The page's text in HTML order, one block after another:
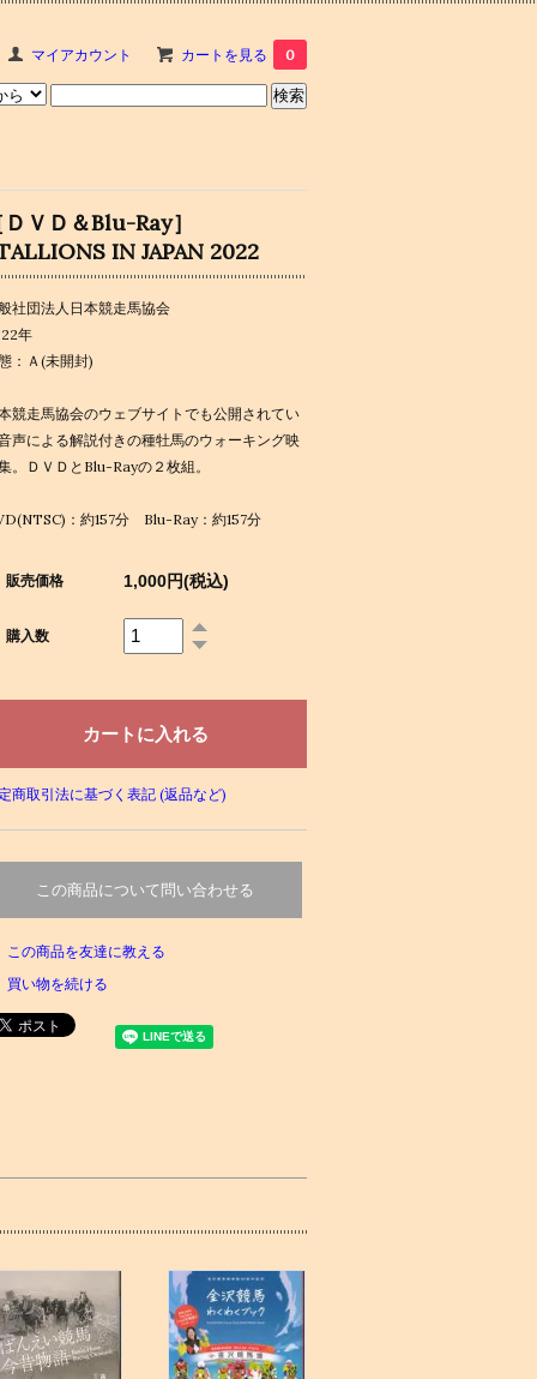
マイアカウント カートを見る 0
ＶＤ＆Blu-Ray］
IN JAPAN 2022
社団法人日本競走馬協会
年
：Ａ(未開封)
競走馬協会のウェブサイトでも公開されてい
声による解説付きの種牡馬のウォーキング映
。ＤＶＤとBlu-Rayの２枚組。
：約157分 Blu-Ray：約157分
販売価格 1,000円(税込)
購入数
商取引法に基づく表記 (返品など)
この商品について問い合わせる
この商品を友達に教える
買い物を続ける